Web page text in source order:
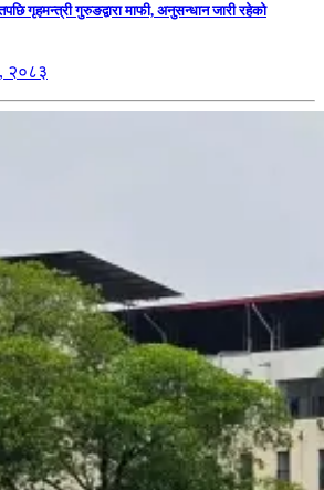
गृहमन्त्री गुरुङद्वारा माफी, अनुसन्धान जारी रहेको
२०८३